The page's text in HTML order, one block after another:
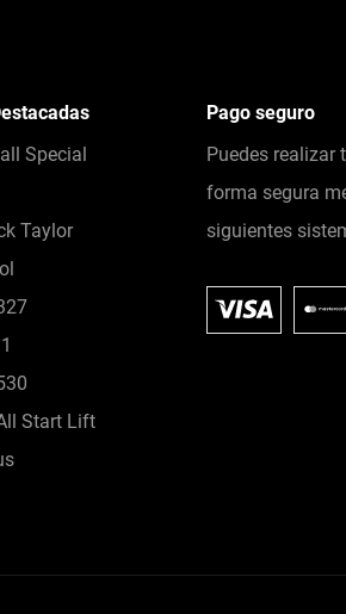
Special
Taylor
Start Lift
Pago seguro
Puedes realizar
forma segura
siguientes